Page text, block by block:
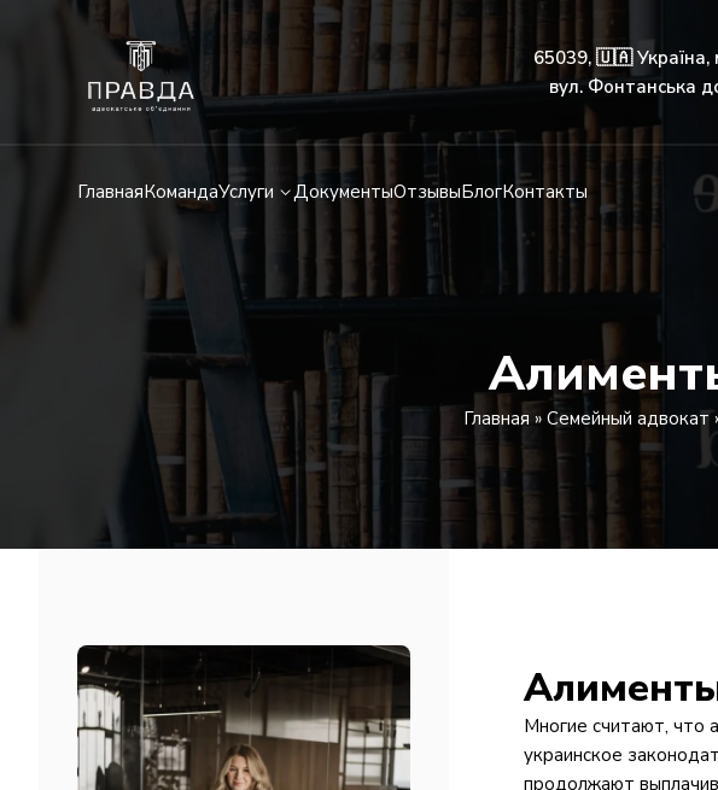
65039, 🇺🇦 Україна,
вул. Фонтанська
ГлавнаяКомандаУслуги ДокументыОтзывыБлогКонтакты
Главная» Семейный адвокат
Многие считают, что
украинское
продолжают